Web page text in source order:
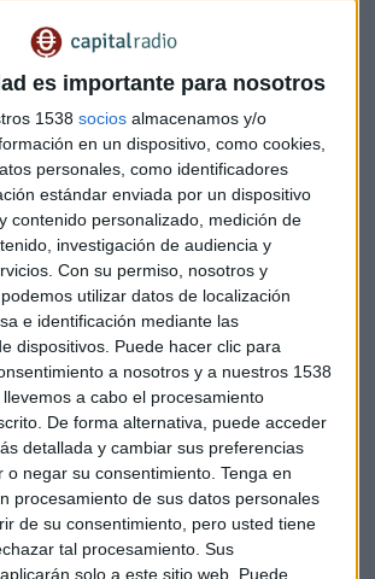
es importante para nosotros
1538 socios almacenamos y/o
en un dispositivo, como cookies,
personales, como identificadores
estándar enviada por un dispositivo
contenido personalizado, medición de
investigación de audiencia y
Con su permiso, nosotros y
utilizar datos de localización
e identificación mediante las
dispositivos. Puede hacer clic para
a nosotros y a nuestros 1538
a cabo el procesamiento
De forma alternativa, puede acceder
detallada y cambiar sus preferencias
o negar su consentimiento. Tenga en
procesamiento de sus datos personales
de su consentimiento, pero usted tiene
tal procesamiento. Sus
solo a este sitio web. Puede
servicios del que deben disponer todos
servicios universal (Directiva 2002/22/CE
y del Consejo de 7 de marzo de
universal y los derechos de los
con las redes y los servicios de
modificada por la Directiva
Europeo y del Consejo, de 25 de
práctica que las compañías que superen
de negocios han de contribuir a
forma que se constituye un fondo
universal en materia de tarifas sociales
los proveedores que hayan de prestarlo
carga injusta.
de la Unión Europea dice que si bien
han de garantizar la conexión a la red
fijas esto no es así con las